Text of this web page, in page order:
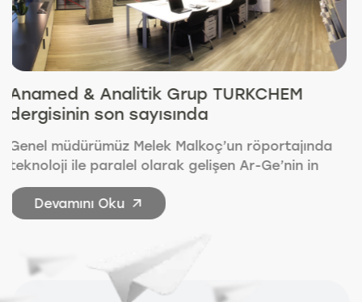
in
2027 yılına kadar Farinograph-
Patent ve marka kurumunda
2027 senesine kadar Farinograf-TS
ve marka kurumu tarafından tescil
Patent
Devamını Oku